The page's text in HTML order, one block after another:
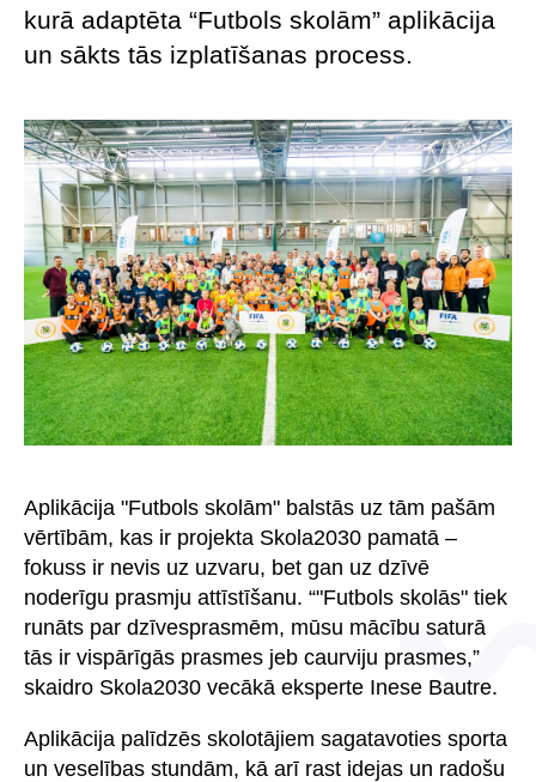
kurā adaptēta “Futbols skolām” aplikācija
un sākts tās izplatīšanas process.
Aplikācija "Futbols skolām" balstās uz tām pašām
vērtībām, kas ir projekta Skola2030 pamatā –
fokuss ir nevis uz uzvaru, bet gan uz dzīvē
noderīgu prasmju attīstīšanu. “"Futbols skolās" tiek
runāts par dzīvesprasmēm, mūsu mācību saturā
tās ir vispārīgās prasmes jeb caurviju prasmes,”
skaidro Skola2030 vecākā eksperte Inese Bautre.
Aplikācija palīdzēs skolotājiem sagatavoties sporta
un veselības stundām, kā arī rast idejas un radošu